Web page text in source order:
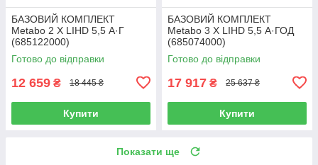
БАЗОВИЙ КОМПЛЕКТ
Metabo 2 X LIHD 5,5 А·Г
(685122000)
Готово до відправки
12 659 ₴ 18 445 ₴
Купити
БАЗОВИЙ КОМПЛЕКТ
Metabo 3 X LIHD 5,5 А·ГОД
(685074000)
Готово до відправки
17 917 ₴ 25 637 ₴
Купити
Показати ще